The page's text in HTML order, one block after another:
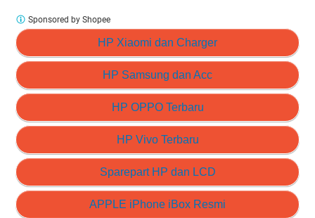
HP Xiaomi dan Charger
HP Samsung dan Acc
HP OPPO Terbaru
HP Vivo Terbaru
Sparepart HP dan LCD
APPLE iPhone iBox Resmi
Sponsored by Shopee